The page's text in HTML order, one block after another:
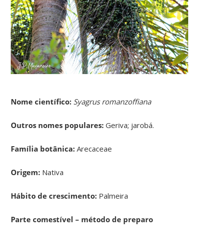
Nome científico: Syagrus romanzoffiana
Outros nomes populares: Geriva; jarobá.
Família botânica: Arecaceae
Origem: Nativa
Hábito de crescimento: Palmeira
Parte comestível – método de preparo